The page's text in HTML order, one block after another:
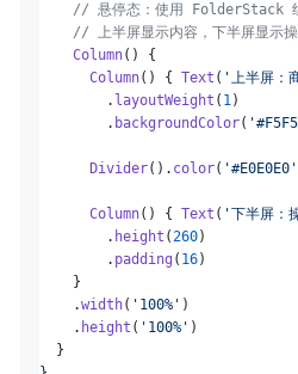
// 悬停态：使用 FolderStack
// 上半屏显示内容，下半屏显示
Column() {
Column() { Text ( '上半屏：
        .
layoutWeight ( 1)
        .
backgroundColor(
Divider(). color( '#E0E0E0'
Column() { Text ( '下半屏：
        .
height (260)
        .
padding ( 16)
    }
    .
width( '100%' )
    .
height ( '100%' )
  }